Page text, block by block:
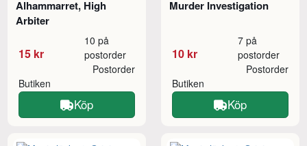
Alhammarret, High
Arbiter
15 kr
10 på
postorder
Butiken
Postorder
Köp
Murder Investigation
10 kr
7 på
postorder
Butiken
Postorder
Köp